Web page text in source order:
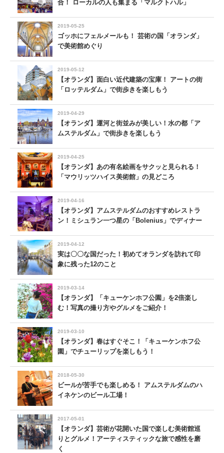
合！ ローカルの人も集まる「マルクトハル」
2019-05-25
ゴッホにフェルメールも！ 芸術の国「オランダ」
で美術館めぐり
2019-05-12
【オランダ】面白い近代建築の宝庫！ アートの街
「ロッテルダム」で街歩きを楽しもう
2019-04-29
【オランダ】運河と街並みが美しい！水の都「ア
ムステルダム」で街歩きを楽しもう
2019-04-25
【オランダ】あの有名絵画をサクッと見られる！
「マウリッツハイス美術館」の見どころ
2019-04-16
【オランダ】アムステルダムのおすすめレストラ
ン！ミシュラン一つ星の「Bolenius」でディナー
2019-04-12
実は〇〇な国だった！初めてオランダを訪れて印
象に残った12のこと
2019-03-14
【オランダ】「キューケンホフ公園」を2倍楽し
む！写真の撮り方やグルメをご紹介！
2019-03-10
【オランダ】春はすぐそこ！「キューケンホフ公
園」でチューリップを楽しもう！
2018-05-30
ビールが苦手でも楽しめる！ アムステルダムのハ
イネケンのビール工場！
2017-05-01
【オランダ】芸術が花開いた国で楽しむ美術館巡
りとグルメ！アーティスティックな旅で感性を磨
く